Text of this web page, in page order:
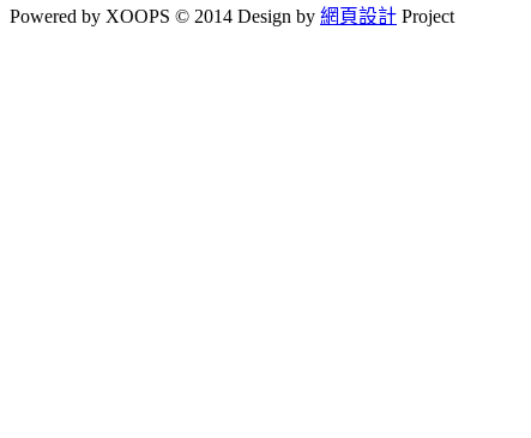
Powered by XOOPS © 2014 Design by 網頁設計 Project